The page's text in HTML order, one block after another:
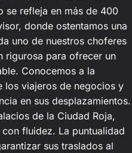
se refleja en más de 400
donde ostentamos una
uno de nuestros choferes
rigurosa para ofrecer un
Conocemos a la
los viajeros de negocios y
en sus desplazamientos.
de la Ciudad Roja,
fluidez. La puntualidad
sus traslados al